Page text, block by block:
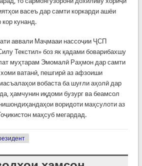
васеъ дар самти коркарди ашёи
кунанд.
аввали Маҷмааи нассоҷии ҶСП
Текстил» боз як қадами боварибахшу
муҳтарам Эмомалӣ Раҳмон дар самти
ватанӣ, пешгирӣ аз афзоиши
вобаста ба шуғли аҳолӣ дар
ҳамчунин иқдоми бузург ва беамсол
воридоти маҳсулоти аз
маҳсуб мегардад.